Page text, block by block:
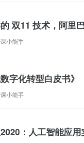
的 双11 技术，阿里
小能手
字化转型白皮书》
小能手
：人工智能应